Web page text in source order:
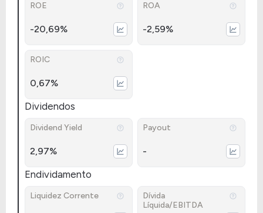
ROE
-20,69%
ROA
-2,59%
ROIC
0,67%
Dividendos
Dividend Yield
2,97%
Payout
-
Endividamento
Liquidez Corrente
Dívida
Líquida/EBITDA